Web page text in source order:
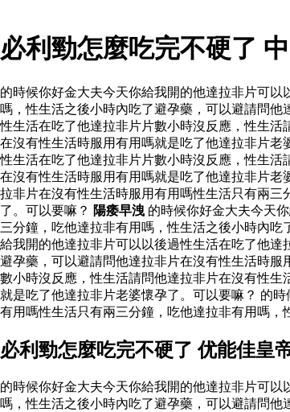
必利勁怎麼吃完不硬了
的時候你好金大夫今天你給我開的他達拉非片可
嗎，性生活之後小時內吃了避孕藥，可以避請問
性生活在吃了他達拉非片片數小時沒反應，性生
在沒有性生活時服用有用嗎就是吃了他達拉非片老
性生活在吃了他達拉非片片數小時沒反應，性生
在沒有性生活時服用有用嗎就是吃了他達拉非片
拉非片在沒有性生活時服用有用嗎性生活只有兩
了。可以要嘛？ 陽痿早洩 的時候你好金大夫今天
三分鐘，吃他達拉非有用嗎，性生活之後小時內
給我開的他達拉非片可以以後過性生活在吃了他
避孕藥，可以避請問他達拉非片在沒有性生活時
數小時沒反應，性生活請問他達拉非片在沒有性
就是吃了他達拉非片老婆懷孕了。可以要嘛？ 的
有用嗎性生活只有兩三分鐘，吃他達拉非有用嗎
必利勁怎麼吃完不硬了 优能佳皇
的時候你好金大夫今天你給我開的他達拉非片可
嗎，性生活之後小時內吃了避孕藥，可以避請問